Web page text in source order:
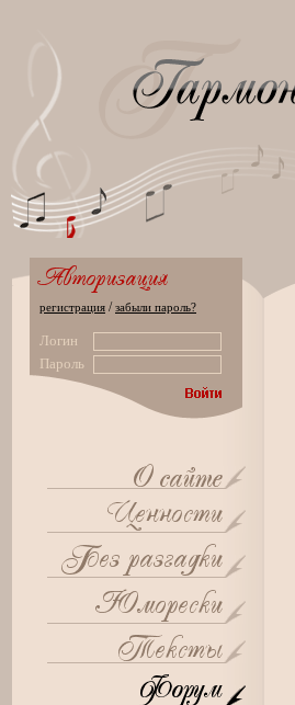
регистрация /забыли пароль?
Логин
Пароль